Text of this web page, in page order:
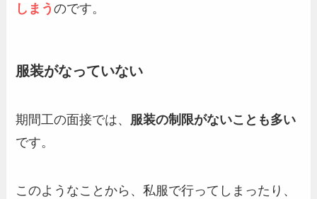
しまうのです。
服装がなっていない
期間工の面接では、 服装の制限がないことも多い
です。
このようなことから、私服で行ってしまったり、